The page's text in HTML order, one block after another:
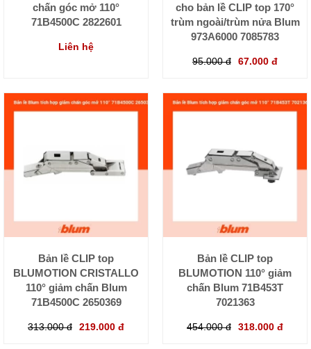
chấn góc mở 110°
71B4500C 2822601
Liên hệ
cho bản lề CLIP top 170°
trùm ngoài/trùm nửa Blum
973A6000 7085783
95.000 đ 67.000 đ
Bản lề CLIP top
BLUMOTION CRISTALLO
110° giảm chấn Blum
71B4500C 2650369
313.000 đ 219.000 đ
Bản lề CLIP top
BLUMOTION 110° giảm
chấn Blum 71B453T
7021363
454.000 đ 318.000 đ